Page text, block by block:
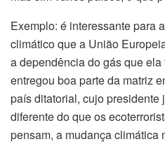
Exemplo: é interessante para
climático que a União
a dependência do gás que
entregou boa parte da matriz
país ditatorial, cujo presidente
diferente do que os
pensam, a mudança climática